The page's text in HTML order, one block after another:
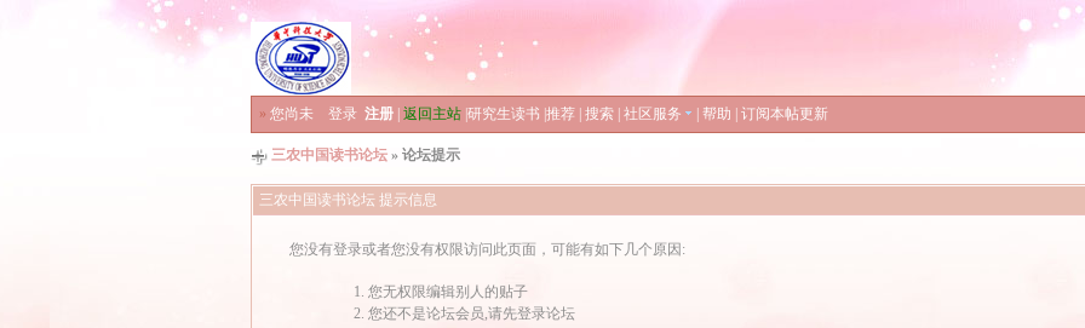
» 您尚未 登录 注册 返回主站 研究生读书 推荐 搜索 社区服务 帮助 订阅本帖更新
三农中国读书论坛 » 论坛提示
三农中国读书论坛 提示信息
您没有登录或者您没有权限访问此页面，可能有如下几个原因:
您无权限编辑别人的贴子
您还不是论坛会员,请先登录论坛